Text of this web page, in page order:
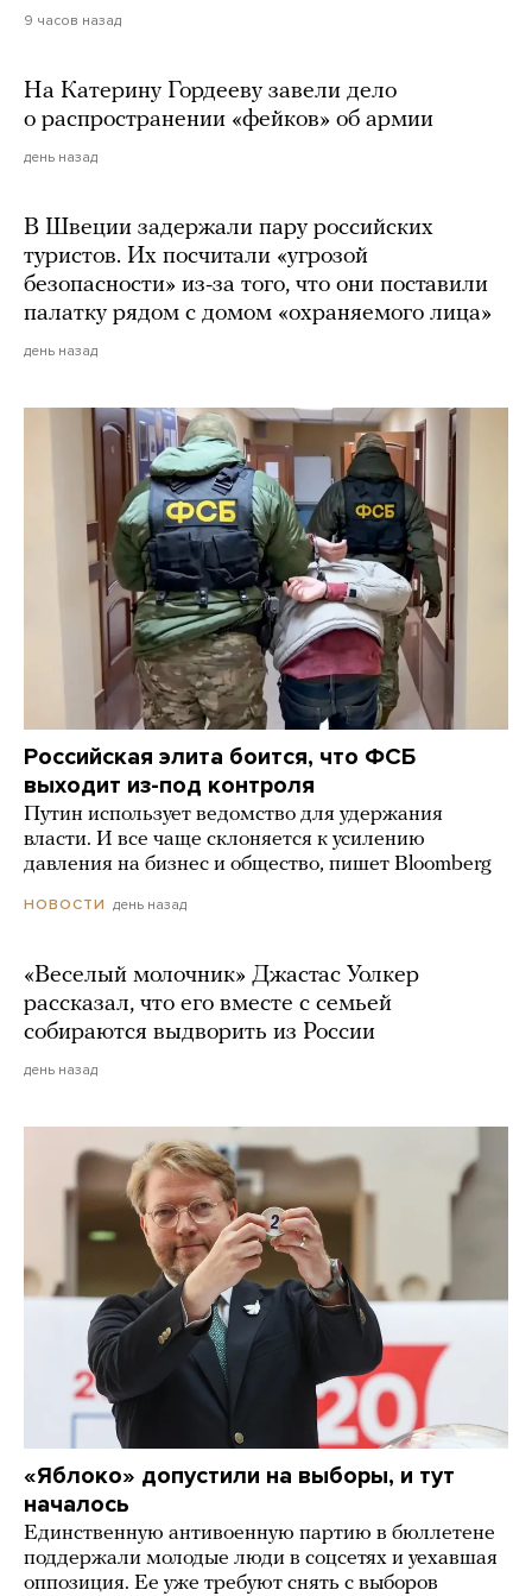
9 часов назад
На Катерину Гордееву завели дело
о распространении «фейков» об армии
день назад
В Швеции задержали пару российских
туристов. Их посчитали «угрозой
безопасности» из-за того, что они поставили
палатку рядом с домом «охраняемого лица»
день назад
Российская элита боится, что ФСБ
выходит из-под контроля
Путин использует ведомство для удержания
власти. И все чаще склоняется к усилению
давления на бизнес и общество, пишет Bloomberg
НОВОСТИ день назад
«Веселый молочник» Джастас Уолкер
рассказал, что его вместе с семьей
собираются выдворить из России
день назад
«Яблоко» допустили на выборы, и тут
началось
Единственную антивоенную партию в бюллетене
поддержали молодые люди в соцсетях и уехавшая
оппозиция. Ее уже требуют снять с выборов